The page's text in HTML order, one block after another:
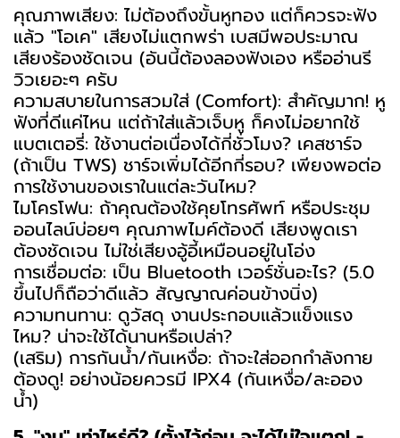
คุณภาพเสียง: ไม่ต้องถึงขั้นหูทอง แต่ก็ควรจะฟัง
แล้ว "โอเค" เสียงไม่แตกพร่า เบสมีพอประมาณ
เสียงร้องชัดเจน (อันนี้ต้องลองฟังเอง หรืออ่านรี
วิวเยอะๆ ครับ
ความสบายในการสวมใส่ (Comfort): สำคัญมาก! หู
ฟังที่ดีแค่ไหน แต่ถ้าใส่แล้วเจ็บหู ก็คงไม่อยากใช้
แบตเตอรี่: ใช้งานต่อเนื่องได้กี่ชั่วโมง? เคสชาร์จ
(ถ้าเป็น TWS) ชาร์จเพิ่มได้อีกกี่รอบ? เพียงพอต่อ
การใช้งานของเราในแต่ละวันไหม?
ไมโครโฟน: ถ้าคุณต้องใช้คุยโทรศัพท์ หรือประชุม
ออนไลน์บ่อยๆ คุณภาพไมค์ต้องดี เสียงพูดเรา
ต้องชัดเจน ไม่ใช่เสียงอู้อี้เหมือนอยู่ในโอ่ง
การเชื่อมต่อ: เป็น Bluetooth เวอร์ชั่นอะไร? (5.0
ขึ้นไปก็ถือว่าดีแล้ว สัญญาณค่อนข้างนิ่ง)
ความทนทาน: ดูวัสดุ งานประกอบแล้วแข็งแรง
ไหม? น่าจะใช้ได้นานหรือเปล่า?
(เสริม) การกันน้ำ/กันเหงื่อ: ถ้าจะใส่ออกกำลังกาย
ต้องดู! อย่างน้อยควรมี IPX4 (กันเหงื่อ/ละออง
น้ำ)